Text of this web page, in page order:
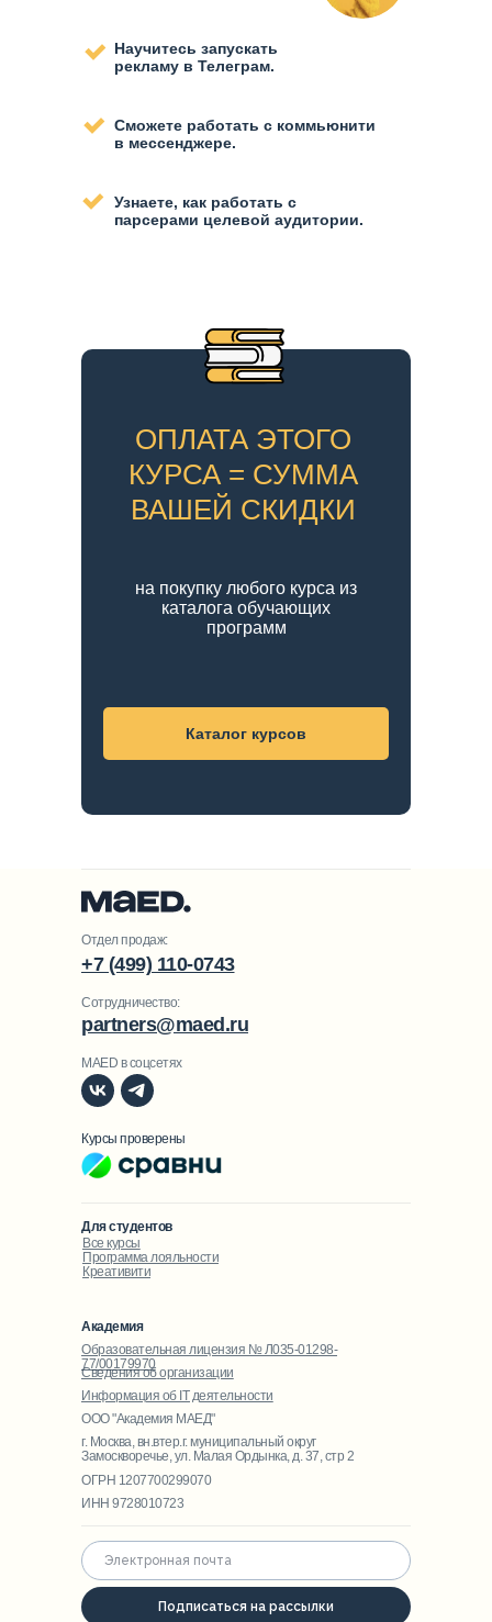
Научитесь запускать
рекламу в Телеграм.
Сможете работать c коммьюнити
в мессенджере.
Узнаете, как работать с
парсерами целевой аудитории.
ОПЛАТА ЭТОГО
КУРСА = СУММА
ВАШЕЙ СКИДКИ
на покупку любого курса из
каталога обучающих
программ
Каталог курсов
Сотрудничество:
Отдел продаж:
+7 (499) 110-0743
Для студентов
partners@maed.ru
MAED в соцсетях
Подписаться на рассылки
Академия
Образовательная лицензия № Л035-01298-
77/00179970
ООО "Академия МАЕД"
г. Москва, вн.втер.г. муниципальный округ
Замоскворечье, ул. Малая Ордынка, д. 37, стр 2
ОГРН 1207700299070
ИНН 9728010723
Сведения об организации
Информация об IT деятельности
Все курсы
Программа лояльности
Креативити
Курсы проверены